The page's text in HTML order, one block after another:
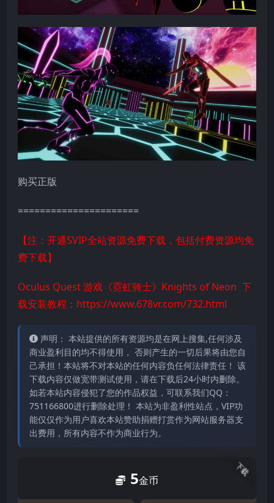
购买正版
======================
【注：开通SVIP全站资源免费下载，包括付费资源均免
费下载】
Oculus Quest 游戏《霓虹骑士》Knights of Neon 下
载安装教程： https://www.678vr.com/732.html
声明： 本站提供的所有资源均是在网上搜集,任何涉及
商业盈利目的均不得使用， 否则产生的一切后果将由您自
己承担！本站将不对本站的任何内容负任何法律责任！ 该
下载内容仅做宽带测试使用，请在下载后24小时内删除。
如若本站内容侵犯了您的作品权益，可联系我们QQ：
751166800进行删除处理！ 本站为非盈利性站点，VIP功
能仅仅作为用户喜欢本站赞助捐赠打赏作为网站服务器支
出费用，所有内容不作为商业行为。
下载
5金币